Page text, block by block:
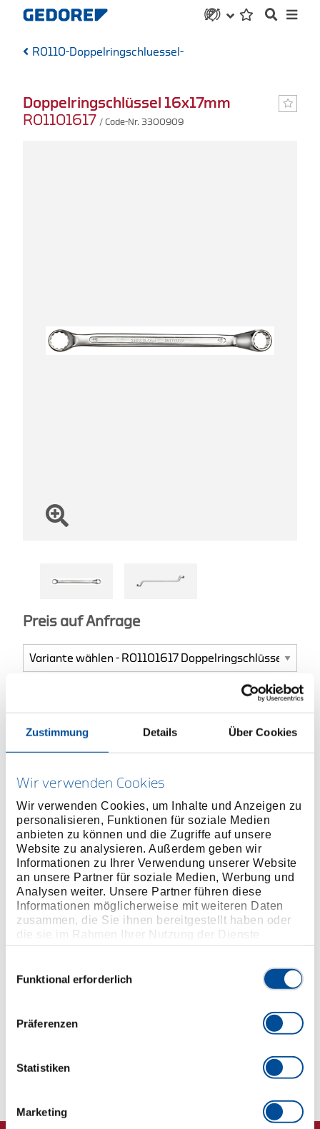
Zustimmung Details Über Cookies
Wir verwenden Cookies
Wir verwenden Cookies, um Inhalte und Anzeigen zu
personalisieren, Funktionen für soziale Medien
anbieten zu können und die Zugriffe auf unsere
Website zu analysieren. Außerdem geben wir
Informationen zu Ihrer Verwendung unserer Website
an unsere Partner für soziale Medien, Werbung und
Analysen weiter. Unsere Partner führen diese
Informationen möglicherweise mit weiteren Daten
zusammen, die Sie ihnen bereitgestellt haben oder
die sie im Rahmen Ihrer Nutzung der Dienste
gesammelt haben. Unsere vollständige
Funktional erforderlich
Präferenzen
Statistiken
Marketing
R0110-Doppelringschluessel-
Doppelringschlüssel 16x17mm
R01101617 / Code-Nr. 3300909
Preis auf Anfrage
HÄNDLER FINDEN
Produktlinie EAN4060833009096
Produktbeschreibung
Ausführung nach DIN 838, ISO 3318, ISO 1085, ISO
10104
5° gekröpft
Mit dünnwandigen Ringen
Chrom-Vanadium-Stahl
Oberfläche matt-satiniert verchromt
Abmessungen und Gewichte
Lieferumfang
Technische Eigenschaften